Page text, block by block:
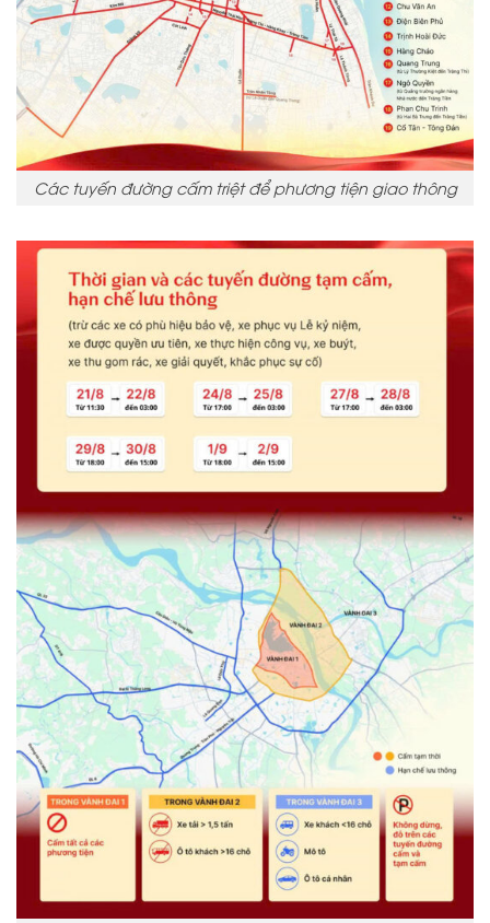
Các tuyến đường cấm triệt để phương tiện giao thông